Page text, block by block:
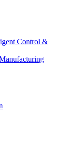
Control &